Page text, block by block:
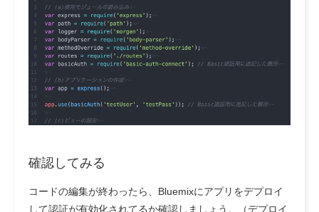
確認してみる
コードの編集が終わったら、Bluemixにアプリをデプロイ
して認証が有効化されてるか確認しましょう。（デプロイ